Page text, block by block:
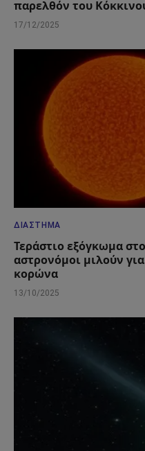
παρελθόν του
17/12/2025
ΔΙΆΣΤΗΜΑ
Τεράστιο εξόγκωμα
αστρονόμοι μιλούν
κορώνα
13/10/2025